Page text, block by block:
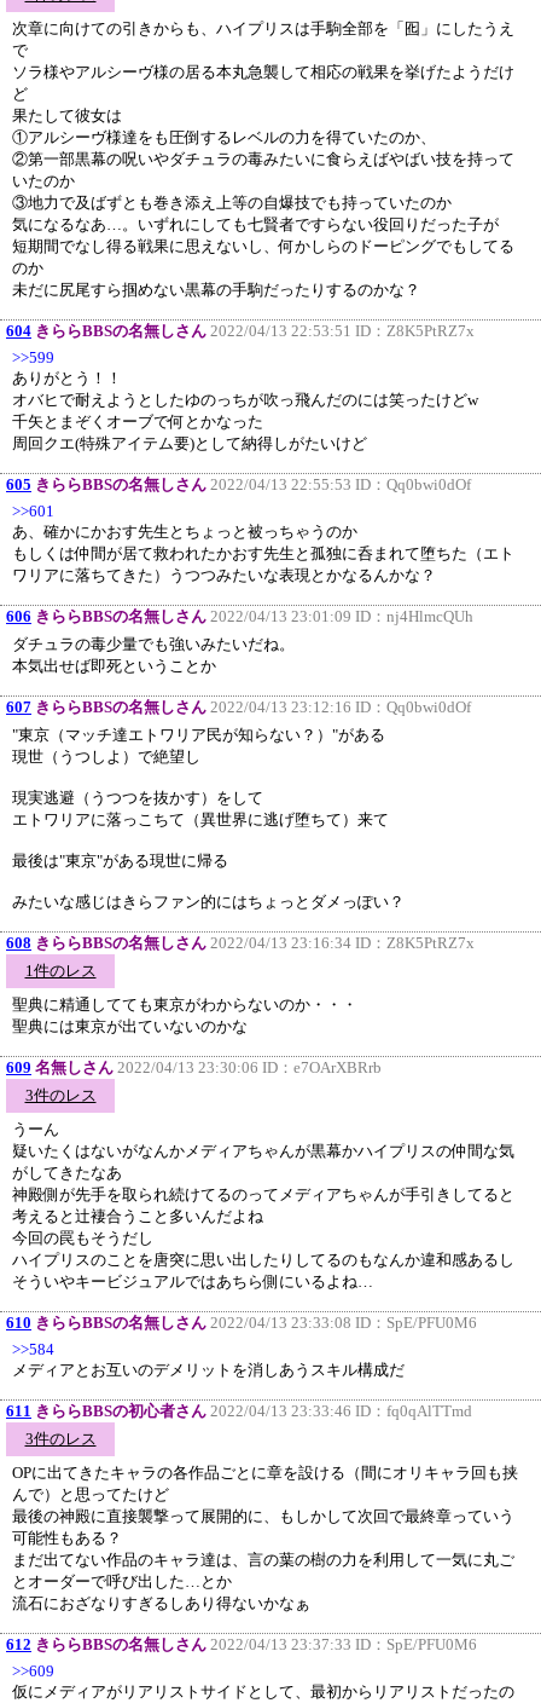
次章に向けての引きからも、ハイプリスは手駒全部を「囮」にしたうえ
で
ソラ様やアルシーヴ様の居る本丸急襲して相応の戦果を挙げたようだけ
ど
果たして彼女は
①アルシーヴ様達をも圧倒するレベルの力を得ていたのか、
②第一部黒幕の呪いやダチュラの毒みたいに食らえばやばい技を持って
いたのか
③地力で及ばずとも巻き添え上等の自爆技でも持っていたのか
気になるなあ…。いずれにしても七賢者ですらない役回りだった子が
短期間でなし得る戦果に思えないし、何かしらのドーピングでもしてる
のか
未だに尻尾すら掴めない黒幕の手駒だったりするのかな？
604 きららBBSの名無しさん 2022/04/13 22:53:51 ID： Z8K5PtRZ7x
>>599
ありがとう！！
オバヒで耐えようとしたゆのっちが吹っ飛んだのには笑ったけどw
千矢とまぞくオーブで何とかなった
周回クエ(特殊アイテム要)として納得しがたいけど
605 きららBBSの名無しさん 2022/04/13 22:55:53 ID： Qq0bwi0dOf
>>601
あ、確かにかおす先生とちょっと被っちゃうのか
もしくは仲間が居て救われたかおす先生と孤独に呑まれて堕ちた（エト
ワリアに落ちてきた）うつつみたいな表現とかなるんかな？
606 きららBBSの名無しさん 2022/04/13 23:01:09 ID： nj4HlmcQUh
ダチュラの毒少量でも強いみたいだね。
本気出せば即死ということか
607 きららBBSの名無しさん 2022/04/13 23:12:16 ID： Qq0bwi0dOf
"東京（マッチ達エトワリア民が知らない？）"がある
現世（うつしよ）で絶望し
現実逃避（うつつを抜かす）をして
エトワリアに落っこちて（異世界に逃げ堕ちて）来て
最後は"東京"がある現世に帰る
みたいな感じはきらファン的にはちょっとダメっぽい？
608 きららBBSの名無しさん 2022/04/13 23:16:34 ID： Z8K5PtRZ7x
1件のレス
聖典に精通してても東京がわからないのか・・・
聖典には東京が出ていないのかな
609 名無しさん 2022/04/13 23:30:06 ID： e7OArXBRrb
3件のレス
うーん
疑いたくはないがなんかメディアちゃんが黒幕かハイプリスの仲間な気
がしてきたなあ
神殿側が先手を取られ続けてるのってメディアちゃんが手引きしてると
考えると辻褄合うこと多いんだよね
今回の罠もそうだし
ハイプリスのことを唐突に思い出したりしてるのもなんか違和感あるし
そういやキービジュアルではあちら側にいるよね…
610 きららBBSの名無しさん 2022/04/13 23:33:08 ID： SpE/PFU0M6
>>584
メディアとお互いのデメリットを消しあうスキル構成だ
611 きららBBSの初心者さん 2022/04/13 23:33:46 ID： fq0qAlTTmd
3件のレス
OPに出てきたキャラの各作品ごとに章を設ける（間にオリキャラ回も挟
んで）と思ってたけど
最後の神殿に直接襲撃って展開的に、もしかして次回で最終章っていう
可能性もある？
まだ出てない作品のキャラ達は、言の葉の樹の力を利用して一気に丸ご
とオーダーで呼び出した…とか
流石におざなりすぎるしあり得ないかなぁ
612 きららBBSの名無しさん 2022/04/13 23:37:33 ID： SpE/PFU0M6
>>609
仮にメディアがリアリストサイドとして、最初からリアリストだったの